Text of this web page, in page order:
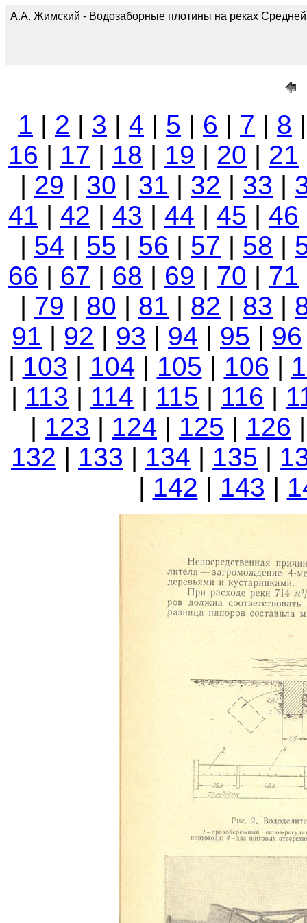
А.А. Жимский - Водозаборные плотины на реках
1 | 2 | 3 | 4 | 5 | 6 | 7 | 8
16 | 17 | 18 | 19 | 20 | 21
| 29 | 30 | 31 | 32 | 33 |
41 | 42 | 43 | 44 | 45 | 46
| 54 | 55 | 56 | 57 | 58 |
66 | 67 | 68 | 69 | 70 | 71
| 79 | 80 | 81 | 82 | 83 |
91 | 92 | 93 | 94 | 95 | 96
| 103 | 104 | 105 | 106 |
| 113 | 114 | 115 | 116 |
| 123 | 124 | 125 | 126
132 | 133 | 134 | 135 |
| 142 | 143 |